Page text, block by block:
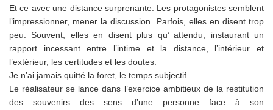
Et ce avec une distance surprenante. Les protagonistes semblent
l’impressionner, mener la discussion. Parfois, elles en disent trop
peu. Souvent, elles en disent plus qu’ attendu, instaurant un
rapport incessant entre l’intime et la distance, l’intérieur et
l’extérieur, les certitudes et les doutes.
Je n’ai jamais quitté la foret, le temps subjectif
Le réalisateur se lance dans l’exercice ambitieux de la restitution
des souvenirs des sens d’une personne face à son